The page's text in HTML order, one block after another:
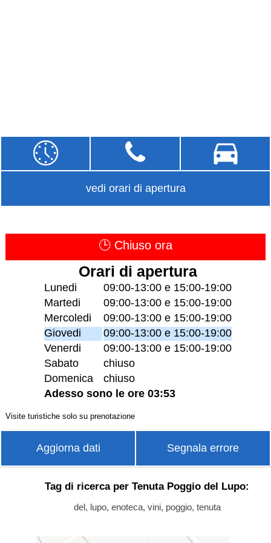
vedi orari di apertura
🕒 Chiuso ora
Orari di apertura
Lunedi
09:00-13:00 e 15:00-19:00
Martedi
09:00-13:00 e 15:00-19:00
Mercoledi
09:00-13:00 e 15:00-19:00
Giovedi
09:00-13:00 e 15:00-19:00
Venerdi
09:00-13:00 e 15:00-19:00
Sabato
chiuso
Domenica
chiuso
Adesso sono le ore 03:53
Visite turistiche solo su prenotazione
Aggiorna dati Segnala errore
Tag di ricerca per Tenuta Poggio del Lupo:
del, lupo, enoteca, vini, poggio, tenuta